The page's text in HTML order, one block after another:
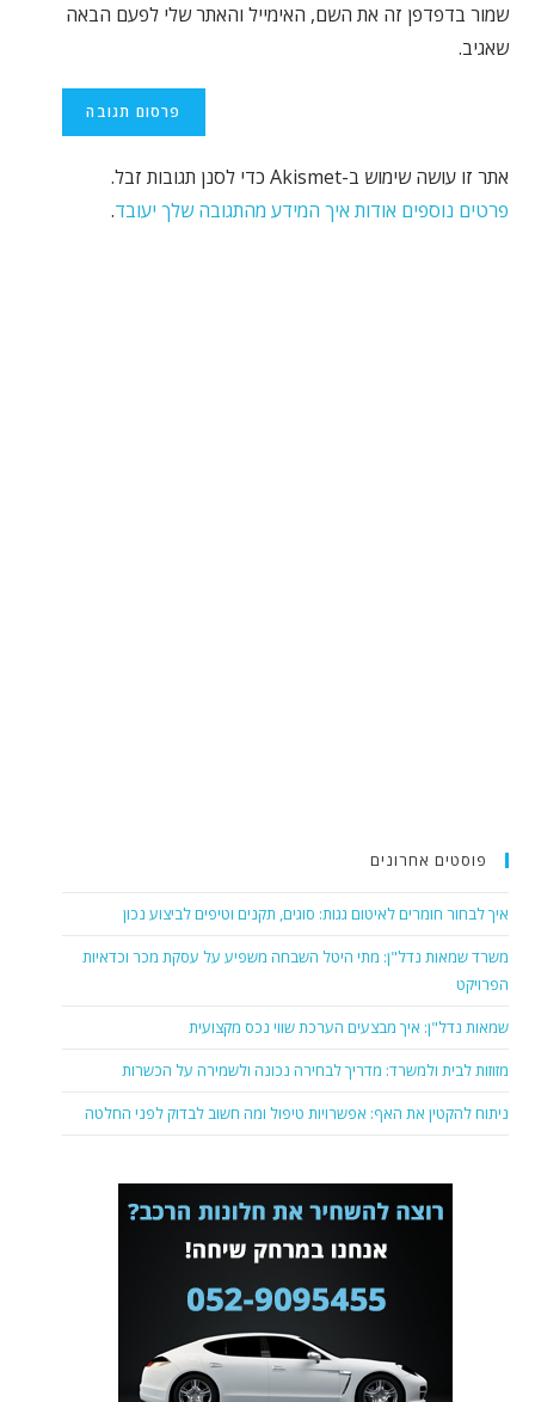
שמור בדפדפן זה את השם, האימייל והאתר שלי לפעם הבאה
שאגיב.
אתר זו עושה שימוש ב-Akismet כדי לסנן תגובות זבל.
פרטים נוספים אודות איך המידע מהתגובה שלך יעובד.
פוסטים אחרונים
איך לבחור חומרים לאיטום גגות: סוגים, תקנים וטיפים לביצוע נכון
משרד שמאות נדל"ן: מתי היטל השבחה משפיע על עסקת מכר וכדאיות
הפרויקט
שמאות נדל"ן: איך מבצעים הערכת שווי נכס מקצועית
מזוזות לבית ולמשרד: מדריך לבחירה נכונה ולשמירה על הכשרות
ניתוח להקטין את האף: אפשרויות טיפול ומה חשוב לבדוק לפני החלטה